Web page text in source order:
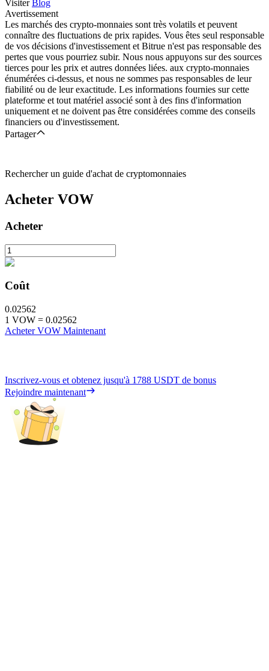
VisiterBlog
Avertissement
Les marchés des crypto-monnaies sont très volatils et peuvent
connaître des fluctuations de prix rapides. Vous êtes seul responsable
de vos décisions d'investissement et Bitrue n'est pas responsable des
pertes que vous pourriez subir. Nous nous appuyons sur des sources
tierces pour les prix et autres données liées. aux crypto-monnaies
énumérées ci-dessus, et nous ne sommes pas responsables de leur
fiabilité ou de leur exactitude. Les informations fournies sur cette
plateforme et tout matériel associé sont à des fins d'information
uniquement et ne doivent pas être considérées comme des conseils
financiers ou d'investissement.
Partager
Rechercher un guide d'achat de cryptomonnaies
Acheter VOW
Acheter
Coût
0.02562
1 VOW = 0.02562
Acheter VOW Maintenant
Inscrivez-vous et obtenez jusqu'à 1788 USDT de bonus
Rejoindre maintenant